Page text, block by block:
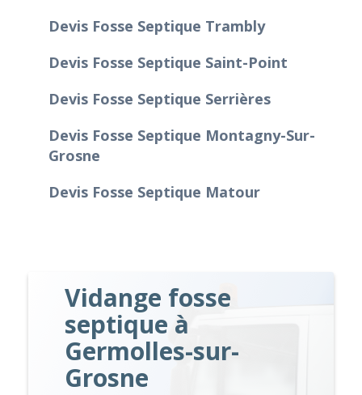
Devis Fosse Septique Trambly
Devis Fosse Septique Saint-Point
Devis Fosse Septique Serrières
Devis Fosse Septique Montagny-Sur-
Grosne
Devis Fosse Septique Matour
Vidange fosse
septique à
Germolles-sur-
Grosne